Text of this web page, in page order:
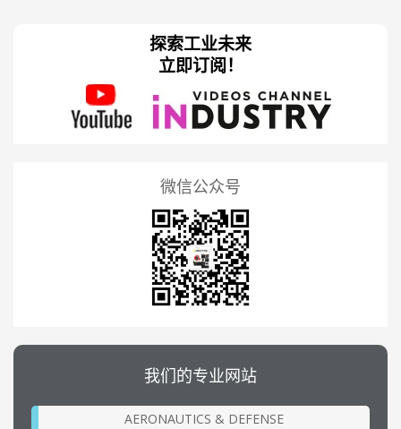
探索工业未来
立即订阅！
微信公众号
我们的专业网站
AERONAUTICS & DEFENSE